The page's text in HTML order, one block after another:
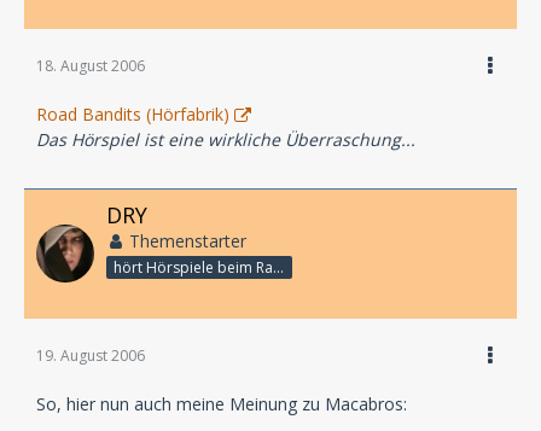
18. August 2006
Road Bandits (Hörfabrik)
Das Hörspiel ist eine wirkliche Überraschung...
DRY
Themenstarter
hört Hörspiele beim Rasenmähen
19. August 2006
So, hier nun auch meine Meinung zu Macabros: